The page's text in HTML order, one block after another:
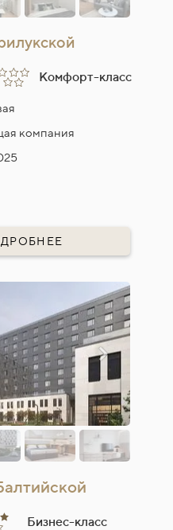
Комфорт-класс
компания
Бизнес-класс